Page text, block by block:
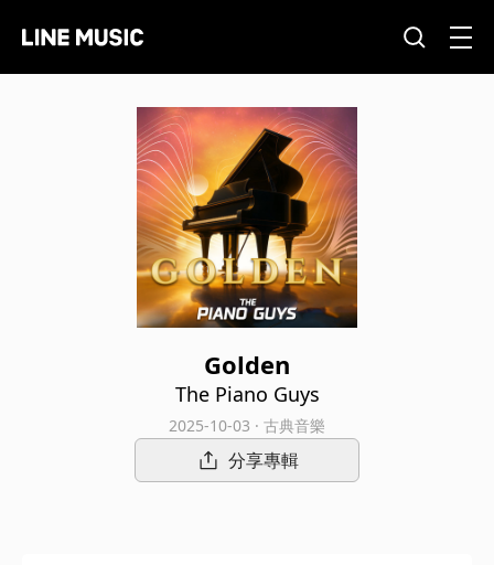
Golden
The Piano Guys
2025-10-03 · 古典音樂
分享專輯